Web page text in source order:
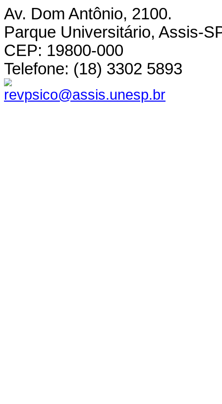
Av. Dom Antônio, 2100.
Parque Universitário, Assis-
CEP: 19800-000
Telefone: (18) 3302 5893
revpsico@assis.unesp.br